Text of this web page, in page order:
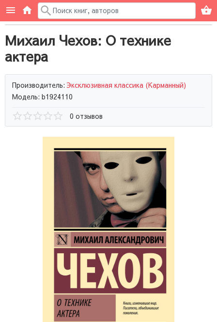
Михаил Чехов: О технике
актера
Производитель: Эксклюзивная классика (Карманный)
Модель: b1924110
0 отзывов